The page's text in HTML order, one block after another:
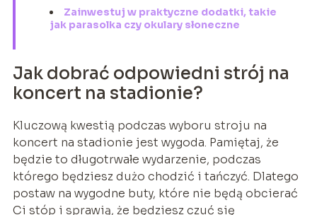
Zainwestuj w praktyczne dodatki, takie
jak parasolka czy okulary słoneczne
Jak dobrać odpowiedni strój na
koncert na stadionie?
Kluczową kwestią podczas wyboru stroju na
koncert na stadionie jest wygoda. Pamiętaj, że
będzie to długotrwałe wydarzenie, podczas
którego będziesz dużo chodzić i tańczyć. Dlatego
postaw na wygodne buty, które nie będą obcierać
Ci stóp i sprawią, że będziesz czuć się